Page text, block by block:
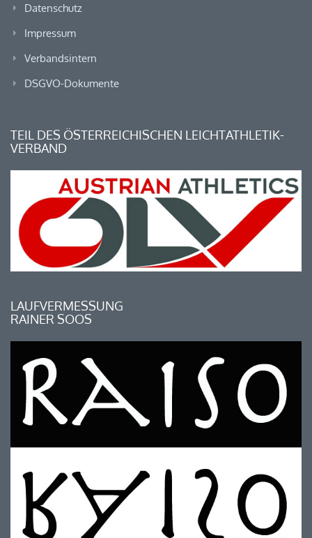
Datenschutz
Impressum
Verbandsintern
DSGVO-Dokumente
TEIL DES ÖSTERREICHISCHEN LEICHTATHLETIK-
VERBAND
LAUFVERMESSUNG
RAINER SOOS